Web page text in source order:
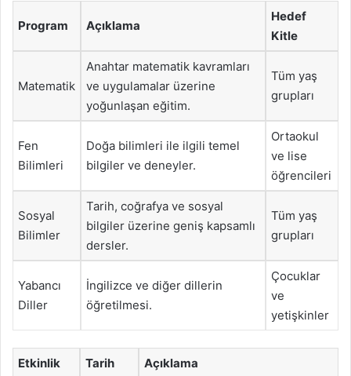
Program Açıklama
Hedef
Kitle
Matematik
Anahtar matematik kavramları
ve uygulamalar üzerine
yoğunlaşan eğitim.
Tüm yaş
grupları
Fen
Bilimleri
Doğa bilimleri ile ilgili temel
bilgiler ve deneyler.
Ortaokul
ve lise
öğrencileri
Sosyal
Bilimler
Tarih, coğrafya ve sosyal
bilgiler üzerine geniş kapsamlı
dersler.
Tüm yaş
grupları
Yabancı
Diller
İngilizce ve diğer dillerin
öğretilmesi.
Çocuklar
ve
yetişkinler
Etkinlik Tarih Açıklama